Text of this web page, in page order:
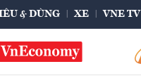
& DÙNG XE VNE TV